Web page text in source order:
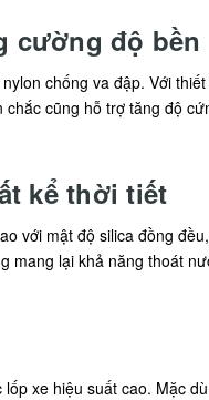
cường độ bền
chống va đập. Với
cũng hỗ trợ tăng độ
kể thời tiết
với mật độ silica đồng
mang lại khả năng thoát
xe hiệu suất cao. Mặc